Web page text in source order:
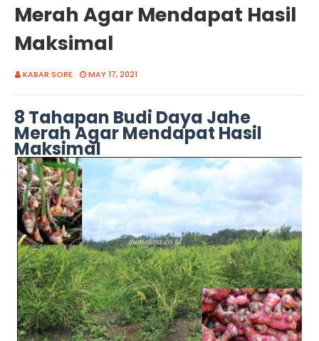
Merah Agar Mendapat Hasil
Maksimal
KABAR SORE MAY 17, 2021
8 Tahapan Budi Daya Jahe
Merah Agar Mendapat Hasil
Maksimal